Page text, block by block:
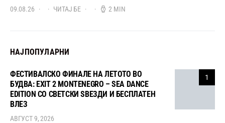
09.08.26 ЧИТАЈ БЕ 2 MIN
НАЈПОПУЛАРНИ
1
ФЕСТИВАЛСКО ФИНАЛЕ НА ЛЕТОТО ВО
БУДВА: EXIT 2 MONTENEGRO – SEA DANCE
EDITION СО СВЕТСКИ ЅВЕЗДИ И БЕСПЛАТЕН
ВЛЕЗ
АВГУСТ 9, 2026